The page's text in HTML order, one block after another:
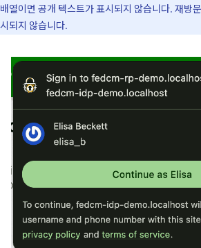
배열이면 공개 텍스트가 표시되지 않습니다. 재방
시되지 않습니다.